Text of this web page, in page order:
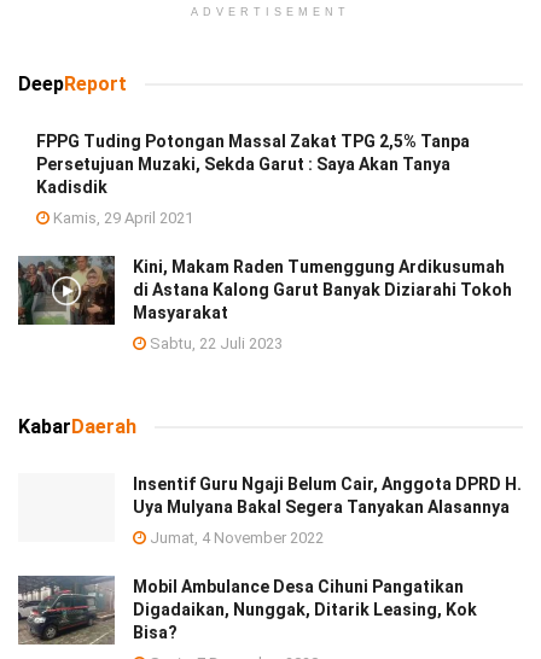
ADVERTISEMENT
DeepReport
FPPG Tuding Potongan Massal Zakat TPG 2,5% Tanpa
Persetujuan Muzaki, Sekda Garut : Saya Akan Tanya
Kadisdik
Kamis, 29 April 2021
Kini, Makam Raden Tumenggung Ardikusumah
di Astana Kalong Garut Banyak Diziarahi Tokoh
Masyarakat
Sabtu, 22 Juli 2023
KabarDaerah
Insentif Guru Ngaji Belum Cair, Anggota DPRD H.
Uya Mulyana Bakal Segera Tanyakan Alasannya
Jumat, 4 November 2022
Mobil Ambulance Desa Cihuni Pangatikan
Digadaikan, Nunggak, Ditarik Leasing, Kok
Bisa?